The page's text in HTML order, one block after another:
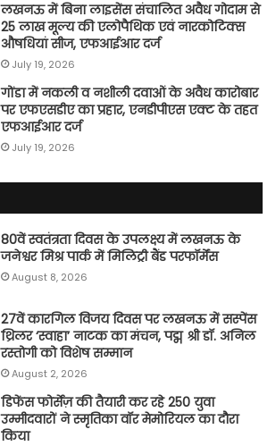
लखनऊ में बिना लाइसेंस संचालित अवैध गोदाम से
25 लाख मूल्य की एलोपैथिक एवं नारकोटिक्स
औषधियां सीज, एफआईआर दर्ज
July 19, 2026
गोंडा में नकली व नशीली दवाओं के अवैध कारोबार
पर एफएसडीए का प्रहार, एनडीपीएस एक्ट के तहत
एफआईआर दर्ज
July 19, 2026
80वें स्वतंत्रता दिवस के उपलक्ष्य में लखनऊ के
जनेश्वर मिश्र पार्क में मिलिट्री बैंड परफॉर्मेंस
August 8, 2026
27वें कारगिल विजय दिवस पर लखनऊ में सस्पेंस
थ्रिलर ‘स्वाहा’ नाटक का मंचन, पद्म श्री डॉ. अनिल
रस्तोगी को विशेष सम्मान
August 2, 2026
डिफेंस फोर्सेज़ की तैयारी कर रहे 250 युवा
उम्मीदवारों ने स्मृतिका वॉर मेमोरियल का दौरा
किया